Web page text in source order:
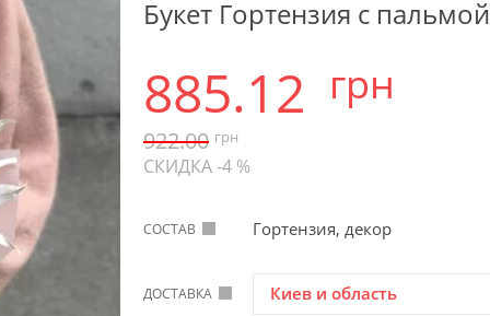
Букет Гортензия с пальмой
885.12 грн
922.00 грн
СКИДКА -4 %
СОСТАВ Гортензия, декор
ДОСТАВКА Киев и область